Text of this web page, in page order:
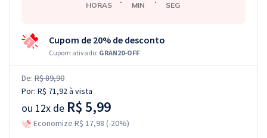
HORAS MIN SEG
Cupom de 20% de desconto
Cupom ativado: GRAN20-OFF
De: R$ 89,90
Por: R$ 71,92à vista
ou 12x de R$ 5,99
Economize R$ 17,98 (-20%)